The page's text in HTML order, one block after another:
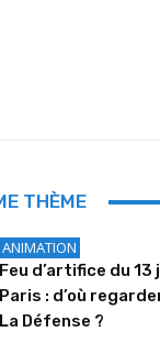
THÈME
ANIMATION
Feu d’artifice du
Paris : d’où
La Défense ?